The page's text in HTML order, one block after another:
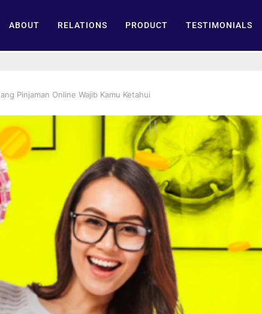
ABOUT RELATIONS PRODUCT TESTIMONIALS
Pinjaman Online Wajib Kamu Ketahui